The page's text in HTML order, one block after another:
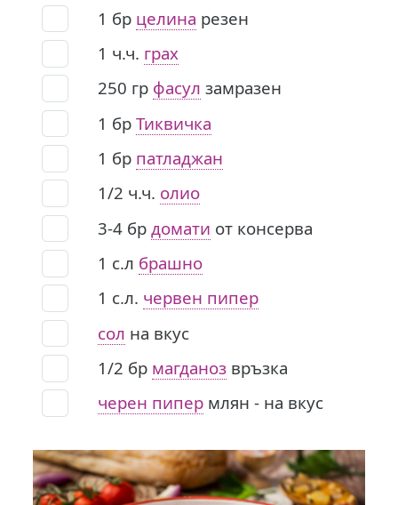
1 бр целина резен
1 ч.ч. грах
250 гр фасул замразен
1 бр Тиквичка
1 бр патладжан
1/2 ч.ч. олио
3-4 бр домати от консерва
1 с.л брашно
1 с.л. червен пипер
сол на вкус
1/2 бр магданоз връзка
черен пипер млян - на вкус